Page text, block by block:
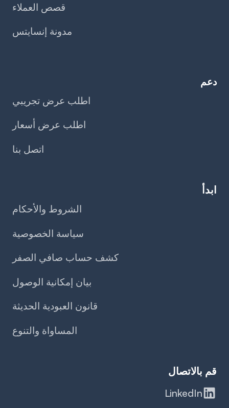
قصص العملاء
مدونة إنسايتس
دعم
اطلب عرض تجريبي
اطلب عرض أسعار
اتصل بنا
ابدأ
الشروط والأحكام
سياسة الخصوصية
كشف حساب صافي الصفر
بيان إمكانية الوصول
قانون العبودية الحديثة
المساواة والتنوع
قم بالاتصال
LinkedIn